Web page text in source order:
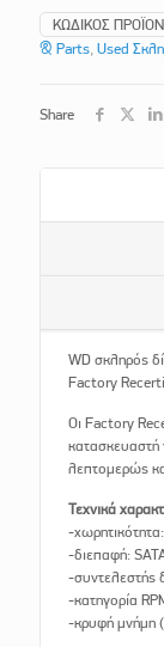
ΚΩΔΙΚΌΣ
& Parts Used
Share
WD σκληρός
Factory
Οι Factory
κατασκευαστή
λεπτομερώς
Τεχνικά
-
-διεπαφή:
-συντελεστής
-κατηγορία
-κρυφή μνήμη